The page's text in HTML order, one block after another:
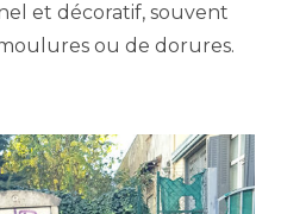
et décoratif, souvent
ou de dorures.